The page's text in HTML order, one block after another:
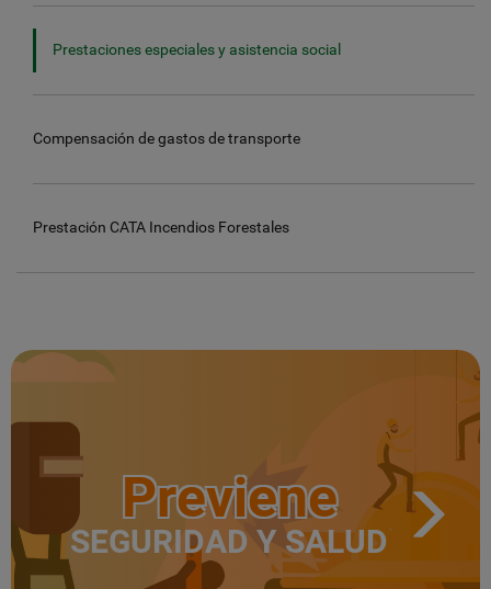
Prestaciones especiales y asistencia social
Compensación de gastos de transporte
Prestación CATA Incendios Forestales
Previene
SEGURIDAD Y SALUD